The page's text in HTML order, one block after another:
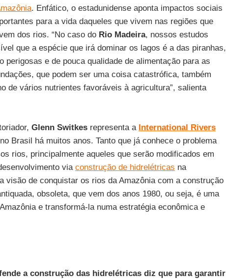
. Enfático, o estadunidense aponta impactos sociais
para a vida daqueles que vivem nas regiões que
dos rios. “No caso do Rio Madeira, nossos estudos
que a espécie que irá dominar os lagos é a das piranhas,
perigosas e de pouca qualidade de alimentação para as
que podem ser uma coisa catastrófica, também
de vários nutrientes favoráveis à agricultura”, salienta
Glenn Switkes representa a International Rivers
Brasil há muitos anos. Tanto que já conhece o problema
rios, principalmente aqueles que serão modificados em
via construção de hidrelétricas na
visão de conquistar os rios da Amazônia com a construção
obsoleta, que vem dos anos 1980, ou seja, é uma
e transformá-la numa estratégia econômica e
a construção das hidrelétricas diz que para garantir